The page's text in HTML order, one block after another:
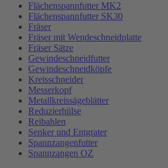
Flächenspannfutter MK2
Flächenspannfutter SK30
Fräser
Fräser mit Wendeschneidplatte
Fräser Sätze
Gewindeschneidfutter
Gewindeschneidköpfe
Kreisschneider
Messerkopf
Metallkreissägeblätter
Reduzierhülse
Reibahlen
Senker und Entgrater
Spannzangenfutter
Spannzangen OZ